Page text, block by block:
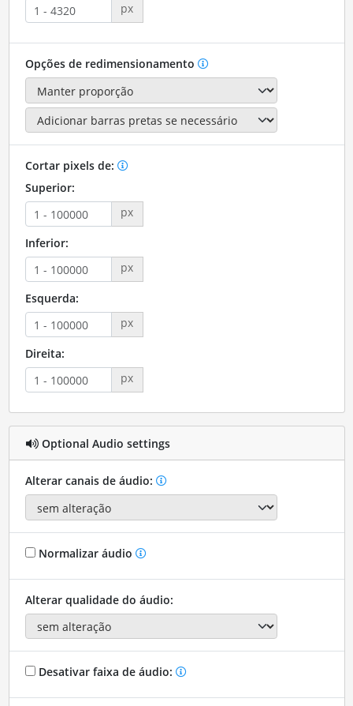
px
Opções de redimensionamento
Cortar pixels de:
Superior:
px
Inferior:
px
Esquerda:
px
Direita:
px
Optional Audio settings
Alterar canais de áudio:
Normalizar áudio
Alterar qualidade do áudio:
Desativar faixa de áudio: